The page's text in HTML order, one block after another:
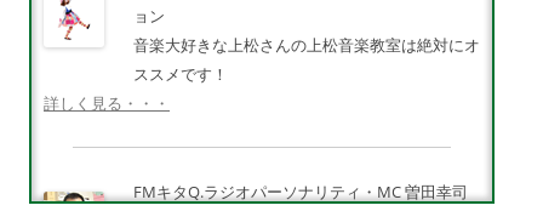
ョン
音楽大好きな上松さんの上松音楽教室は絶対にオ
ススメです！
詳しく見る・・・
FMキタQ.ラジオパーソナリティ・MC 曽田幸司